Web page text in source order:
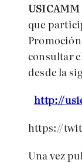
USICAMM
que
consultar
desde la
http://
https://
Una vez